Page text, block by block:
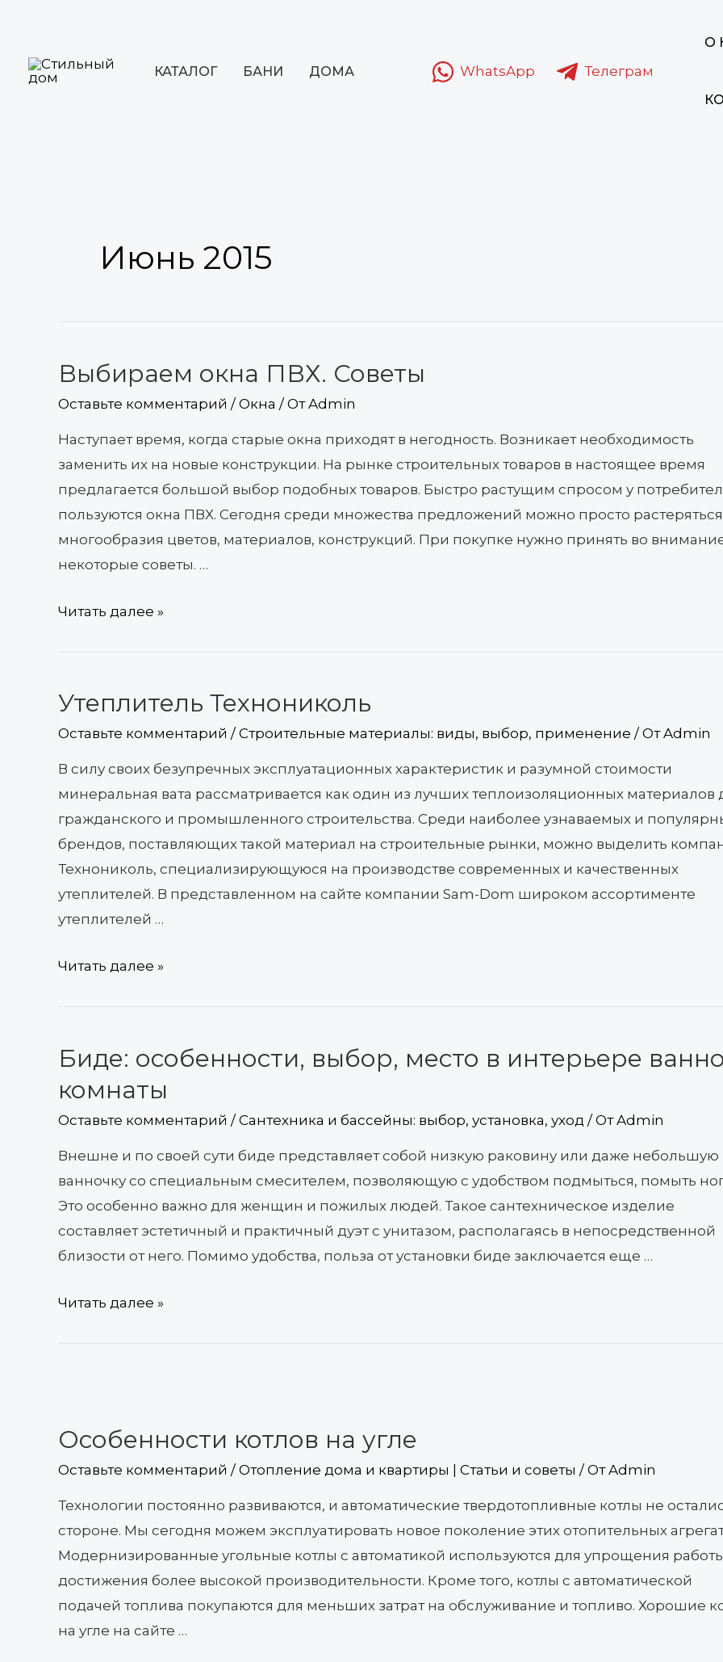
содержимому
КАТАЛОГ БАНИ ДОМА WhatsApp Телеграм
О
Июнь 2015
Выбираем окна ПВХ. Советы
Оставьте комментарий /Окна / ОтAdmin
Наступает время, когда старые окна приходят в негодность. Возникает необходимость
заменить их на новые конструкции. На рынке строительных товаров в настоящее время
предлагается большой выбор подобных товаров. Быстро растущим спросом у
пользуются окна ПВХ. Сегодня среди множества предложений можно просто растеряться
многообразия цветов, материалов, конструкций. При покупке нужно принять во
некоторые советы. …
Выбираем
Советы
Читать далее »
Утеплитель Технониколь
Оставьте комментарий / Строительные материалы: виды, выбор, применение / ОтAdmin
В силу своих безупречных эксплуатационных характеристик и разумной стоимости
минеральная вата рассматривается как один из лучших теплоизоляционных материалов
гражданского и промышленного строительства. Среди наиболее узнаваемых и
брендов, поставляющих такой материал на строительные рынки, можно выделить
Технониколь, специализирующуюся на производстве современных и качественных
утеплителей. В представленном на сайте компании Sam-Dom широком ассортименте
утеплителей …
Утеплитель
Читать далее »
Биде: особенности, выбор, место в интерьере
комнаты
Оставьте комментарий /Сантехника и бассейны: выбор, установка, уход / ОтAdmin
Внешне и по своей сути биде представляет собой низкую раковину или даже небольшую
ванночку со специальным смесителем, позволяющую с удобством подмыться, помыть
Это особенно важно для женщин и пожилых людей. Такое сантехническое изделие
составляет эстетичный и практичный дуэт с унитазом, располагаясь в непосредственной
близости от него. Помимо удобства, польза от установки биде заключается еще …
Биде:
выбор,
место
в
интерьере
ванной
комнаты
Читать далее »
Особенности котлов на угле
Оставьте комментарий / Отопление дома и квартиры | Статьи и советы / ОтAdmin
Технологии постоянно развиваются, и автоматические твердотопливные котлы не
стороне. Мы сегодня можем эксплуатировать новое поколение этих отопительных
Модернизированные угольные котлы с автоматикой используются для упрощения
достижения более высокой производительности. Кроме того, котлы с автоматической
подачей топлива покупаются для меньших затрат на обслуживание и топливо. Хорошие
на угле на сайте …
на
угле